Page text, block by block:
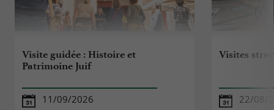
Visite guidée : Histoire et
Patrimoine Juif
11/09/2026
Visites
22/08/